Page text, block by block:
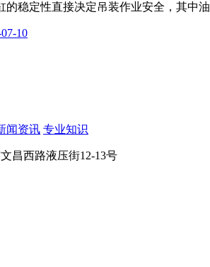
的稳定性直接决定吊装作业安全，其中
10
闻资讯 专业知识
昌西路液压街12-13号